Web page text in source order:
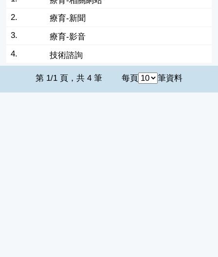
2.
療育-新聞
3.
療育-影音
4.
技術諮詢
第 1/1 頁，共 4 筆 每頁 筆資料